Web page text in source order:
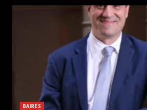
BAIRES